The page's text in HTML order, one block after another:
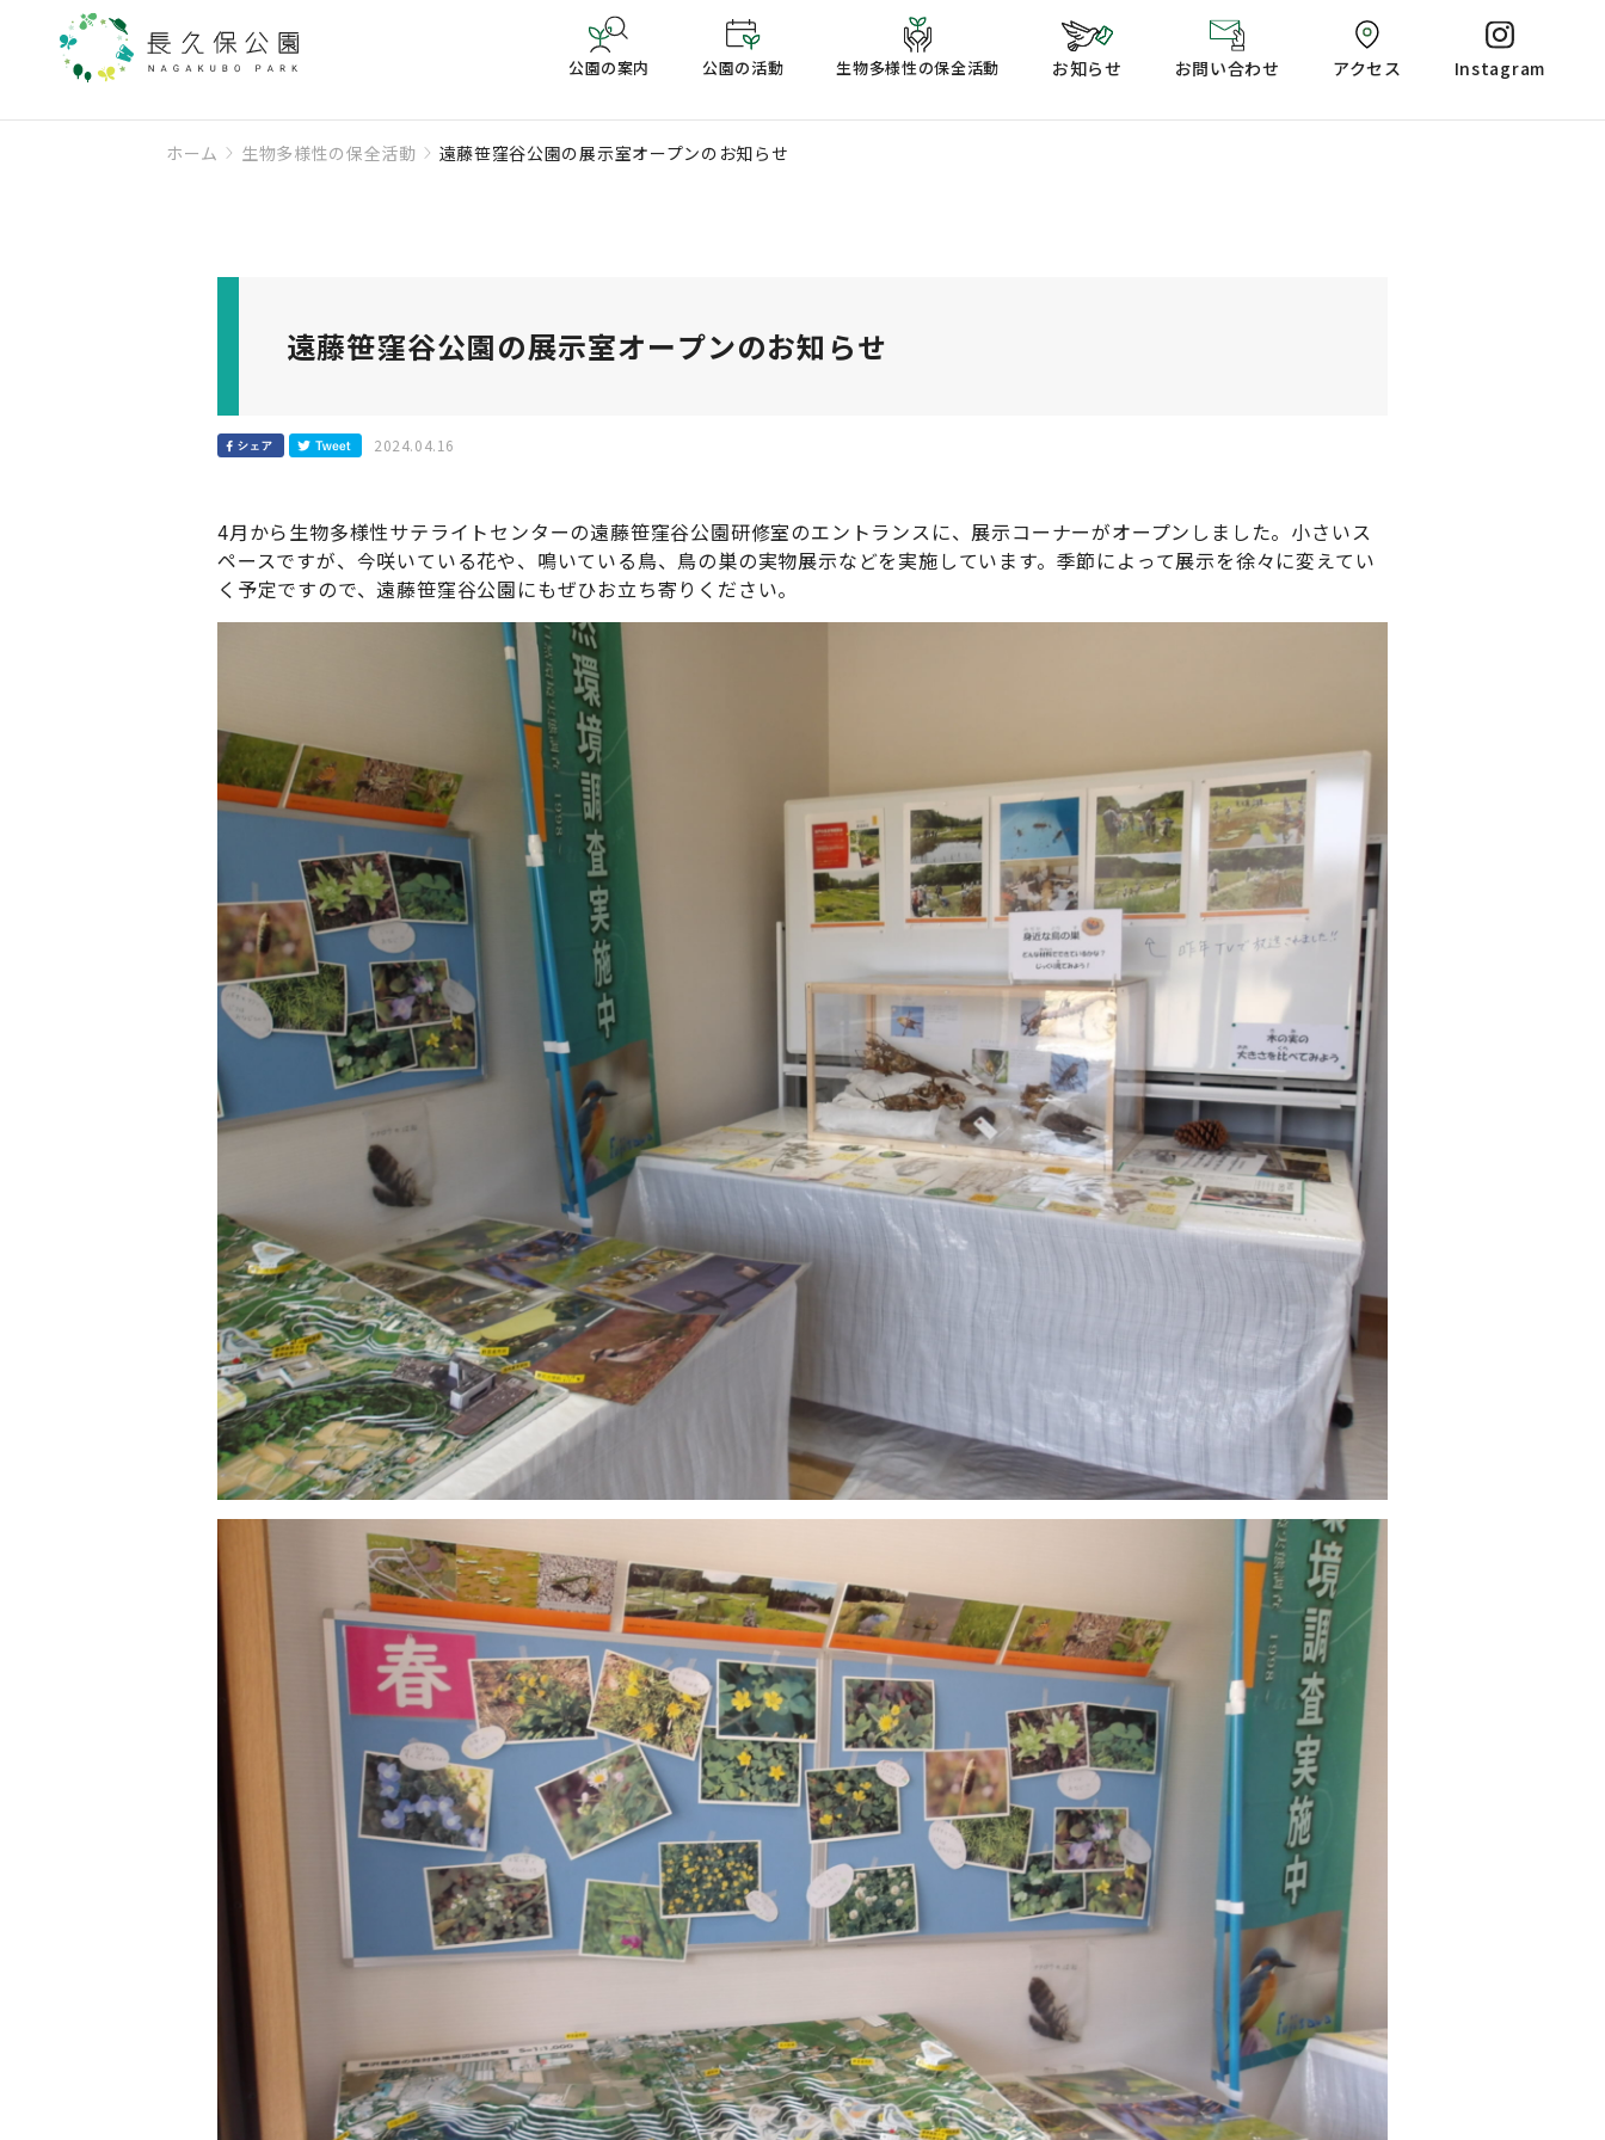
公園の案内 公園の活動 生物多様性の保全活動 お知らせ お問い合わせ アクセス Instagram
ホーム 生物多様性の保全活動 遠藤笹窪谷公園の展示室オープンのお知らせ
遠藤笹窪谷公園の展示室オープンのお知らせ
2024.04.16
4月から生物多様性サテライトセンターの遠藤笹窪谷公園研修室のエントランスに、展示コーナーがオープンしました。小さいス
ペースですが、今咲いている花や、鳴いている鳥、鳥の巣の実物展示などを実施しています。季節によって展示を徐々に変えてい
く予定ですので、遠藤笹窪谷公園にもぜひお立ち寄りください。